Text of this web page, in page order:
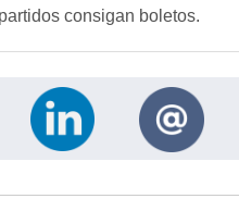
consigan boletos.